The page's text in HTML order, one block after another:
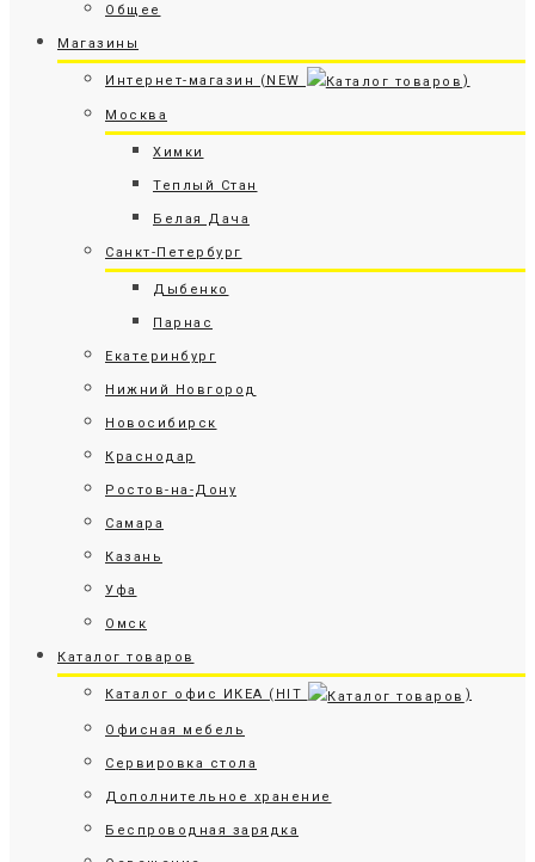
Общее
Магазины
Интернет-магазин (NEW )
Москва
Химки
Теплый Стан
Белая Дача
Санкт-Петербург
Дыбенко
Парнас
Екатеринбург
Нижний Новгород
Новосибирск
Краснодар
Ростов-на-Дону
Самара
Казань
Уфа
Омск
Каталог товаров
Каталог офис ИКЕА (HIT )
Офисная мебель
Сервировка стола
Дополнительное хранение
Беспроводная зарядка